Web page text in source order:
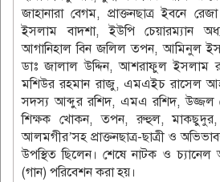
জাহানারা বেগম, প্রাক্তনছাত্র ইবনে
ইসলাম বাদশা, ইউপি চেয়ারম্যান
আগানিহাল বিন জলিল তপন, আমিনুল
ডাঃ জালাল উদ্দিন, আশরাফুল ইসলাম
মশিউর রহমান রাজু, এমএইচ রাসেল
সদস্য আব্দুর রশিদ, এমএ রশিদ, উজ্জল
শিক্ষক খোকন, তপন, রুহুল,
আলমগীর’সহ প্রাক্তনছাত্র-ছাত্রী ও
উপস্থিত ছিলেন। শেষে নাটক ও চ্যানেল
(গান) পরিবেশন করা হয়।